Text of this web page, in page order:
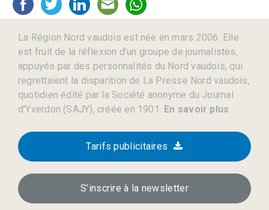
La Région Nord vaudois est née en mars 2006. Elle
est fruit de la réflexion d’un groupe de journalistes,
appuyés par des personnalités du Nord vaudois, qui
regrettaient la disparition de La Presse Nord vaudois,
quotidien édité par la Société anonyme du Journal
d’Yverdon (SAJY), créée en 1901. En savoir plus
Tarifs publicitaires
S’inscrire à la newsletter